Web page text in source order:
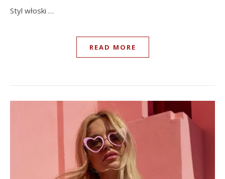
Styl włoski …
READ MORE